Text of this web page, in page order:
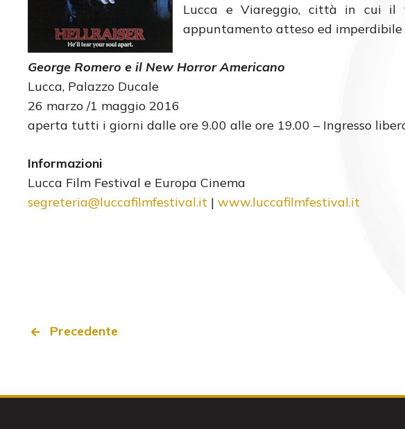
Lucca e Viareggio, città in cui il
appuntamento atteso ed
George Romero e il New Horror Americano
Lucca, Palazzo Ducale
26 marzo /1 maggio 2016
aperta tutti i giorni dalle ore 9.00 alle ore 19.00 – Ingresso
Informazioni
Lucca Film Festival e Europa Cinema
segreteria@luccafilmfestival.it | www.luccafilmfestival.it
Precedente